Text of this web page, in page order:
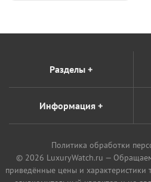
Разделы +
Информация +
Политика обработки
© 2026 LuxuryWatch.ru —
приведённые цены и характеристики